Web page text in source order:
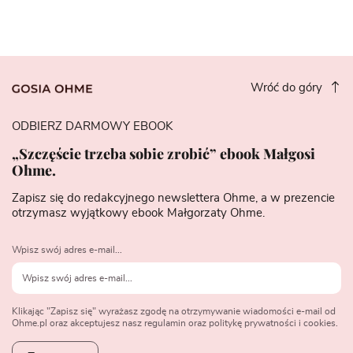
Wróć do góry
ODBIERZ DARMOWY EBOOK
„Szczęście trzeba sobie zrobić” ebook Małgosi
Ohme.
Zapisz się do redakcyjnego newslettera Ohme, a w prezencie
otrzymasz wyjątkowy ebook Małgorzaty Ohme.
Wpisz swój adres e-mail...
Klikając "Zapisz się" wyrażasz zgodę na otrzymywanie wiadomości e-mail od
Ohme.pl oraz akceptujesz nasz regulamin oraz politykę prywatności i cookies.